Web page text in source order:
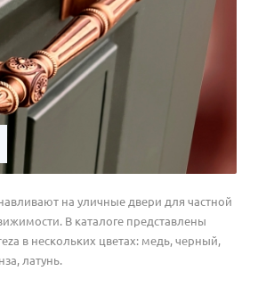
на уличные двери для частной
В каталоге представлены
в нескольких цветах: медь, черный,
латунь.